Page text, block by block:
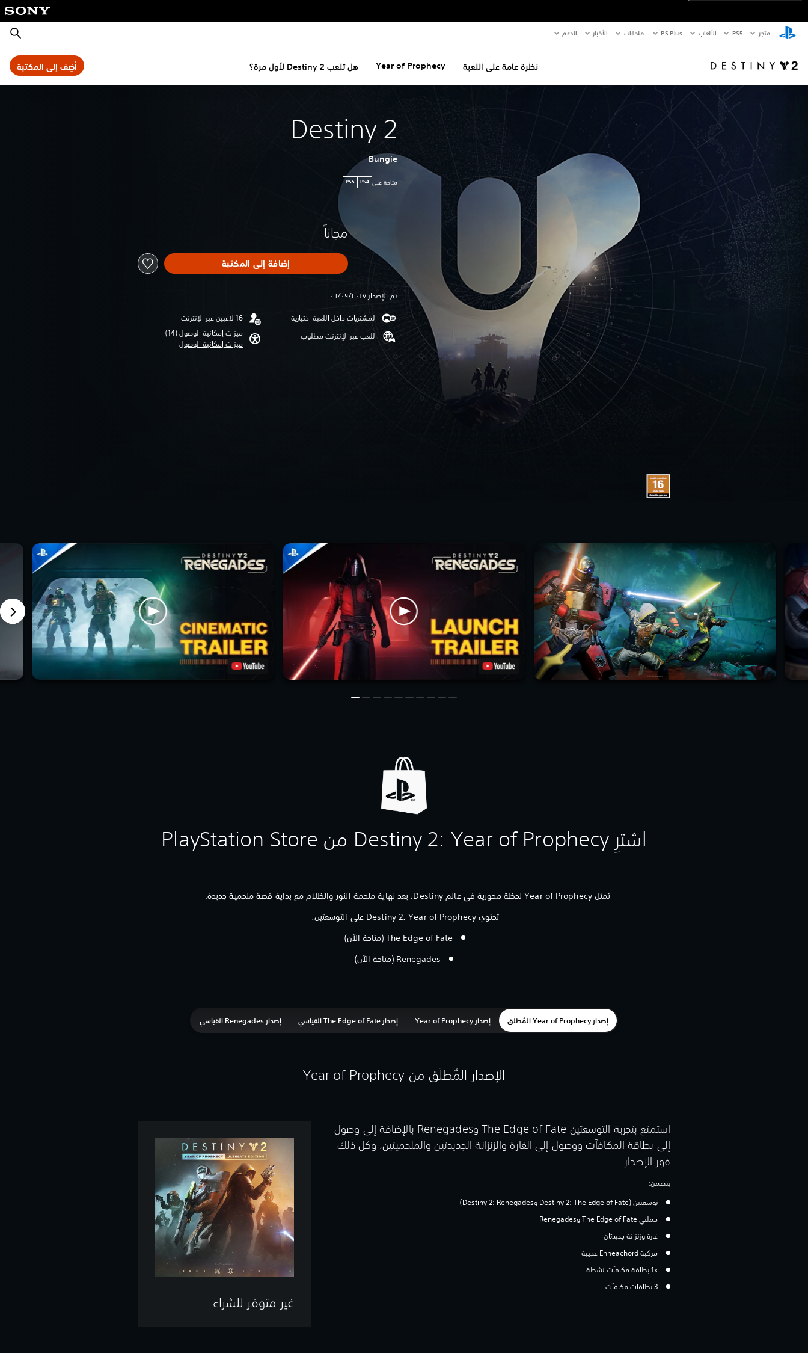
متجر PS5‏ الألعاب PS Plus ملحقات الأخبار الدعم بحث
نظرة عامة على اللعبة Year of Prophecy هل تلعب Destiny 2 لأول مرة؟ أضِف إلى المكتبة
Destiny 2
Bungie
متاحة على PS4
PS5
مجاناً
إضافة إلى المكتبة
تم الإصدار ٠٦/٠٩/٢٠١٧
المشتريات داخل اللعبة اختيارية
اللعب عبر الإنترنت مطلوب
ميزات إمكانية الوصول (14)‏
ميزات إمكانية الوصول
اشترِ Destiny 2: Year of Prophecy من PlayStation Store
تمثل Year of Prophecy لحظة محورية في عالم Destiny، بعد نهاية ملحمة النور والظلام مع بداية قصة ملحمية جديدة.
تحتوي Destiny 2: Year of Prophecy على التوسعتين:
The Edge of Fate (متاحة الآن)
Renegades (متاحة الآن)
إصدار Year of Prophecy المُطلق إصدار Year of Prophecy إصدار The Edge of Fate القياسي إصدار Renegades القياسي
الإصدار المُطلَق من Year of Prophecy
غير متوفر للشراء
استمتع بتجربة التوسعتين The Edge of Fate وRenegades بالإضافة إلى وصول
إلى بطاقة المكافآت ووصول إلى الغارة والزنزانة الجديدتين والملحميتين، وكل ذلك
فور الإصدار.
يتضمن:
توسعتين (Destiny 2: The Edge of Fate وDestiny 2: Renegades)
حملتي The Edge of Fate وRenegades
غارة وزنزانة جديدتان
مركبة Enneachord عجيبة
1x بطاقة مكافآت نشطة
3 بطاقات مكافآت